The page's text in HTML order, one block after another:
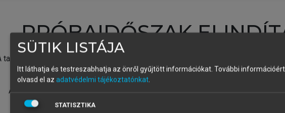
PRÓBAIDŐSZAK
tartalom megtekintéséhez lépj be a saját fiókoddal, iskolai azonosítóddal vagy
Új felhasználóként1 óra díjmentes hozzáférésrevagy
A próbaidőszak elindításához,
vagy hozz
A regisztráció után a
SÜTIK LISTÁJA
Itt láthatja és testreszabhatja az önről gyűjtött információkat. További
olvasd el az adatvédelmi tájékoztatónkat.
STATISZTIKA